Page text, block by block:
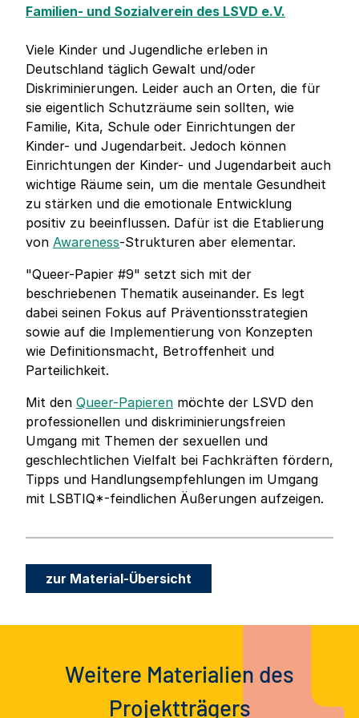
Familien- und Sozialverein des LSVD e.V.
Viele Kinder und Jugendliche erleben in
Deutschland täglich Gewalt und/oder
Diskriminierungen. Leider auch an Orten, die für
sie eigentlich Schutzräume sein sollten, wie
Familie, Kita, Schule oder Einrichtungen der
Kinder- und Jugendarbeit. Jedoch können
Einrichtungen der Kinder- und Jugendarbeit auch
wichtige Räume sein, um die mentale Gesundheit
zu stärken und die emotionale Entwicklung
positiv zu beeinflussen. Dafür ist die Etablierung
von Awareness-Strukturen aber elementar.
"Queer-Papier #9" setzt sich mit der
beschriebenen Thematik auseinander. Es legt
dabei seinen Fokus auf Präventionsstrategien
sowie auf die Implementierung von Konzepten
wie Definitionsmacht, Betroffenheit und
Parteilichkeit.
Mit den Queer-Papieren möchte der LSVD den
professionellen und diskriminierungsfreien
Umgang mit Themen der sexuellen und
geschlechtlichen Vielfalt bei Fachkräften fördern,
Tipps und Handlungsempfehlungen im Umgang
mit LSBTIQ*-feindlichen Äußerungen aufzeigen.
zur Material-Übersicht
Weitere Materialien des
Projektträgers